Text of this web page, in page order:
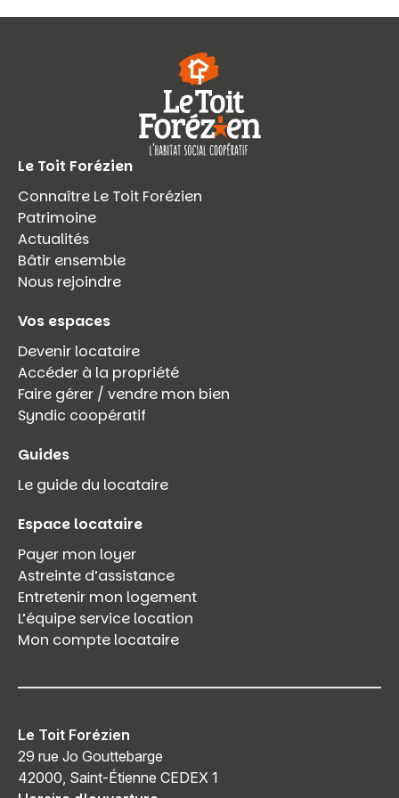
Le Toit Forézien
Connaître Le Toit Forézien
Patrimoine
Actualités
Bâtir ensemble
Nous rejoindre
Vos espaces
Devenir locataire
Accéder à la propriété
Faire gérer / vendre mon bien
Syndic coopératif
Guides
Le guide du locataire
Espace locataire
Payer mon loyer
Astreinte d’assistance
Entretenir mon logement
L’équipe service location
Mon compte locataire
Le Toit Forézien
29 rue Jo Gouttebarge
42000, Saint-Étienne CEDEX 1